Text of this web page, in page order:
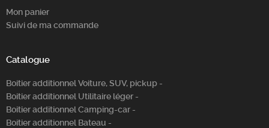
Mon panier
Suivi de ma commande
Catalogue
Boitier additionnel Voiture, SUV, pickup -
Boitier additionnel Utilitaire léger -
Boitier additionnel Camping-car -
Boitier additionnel Bateau -